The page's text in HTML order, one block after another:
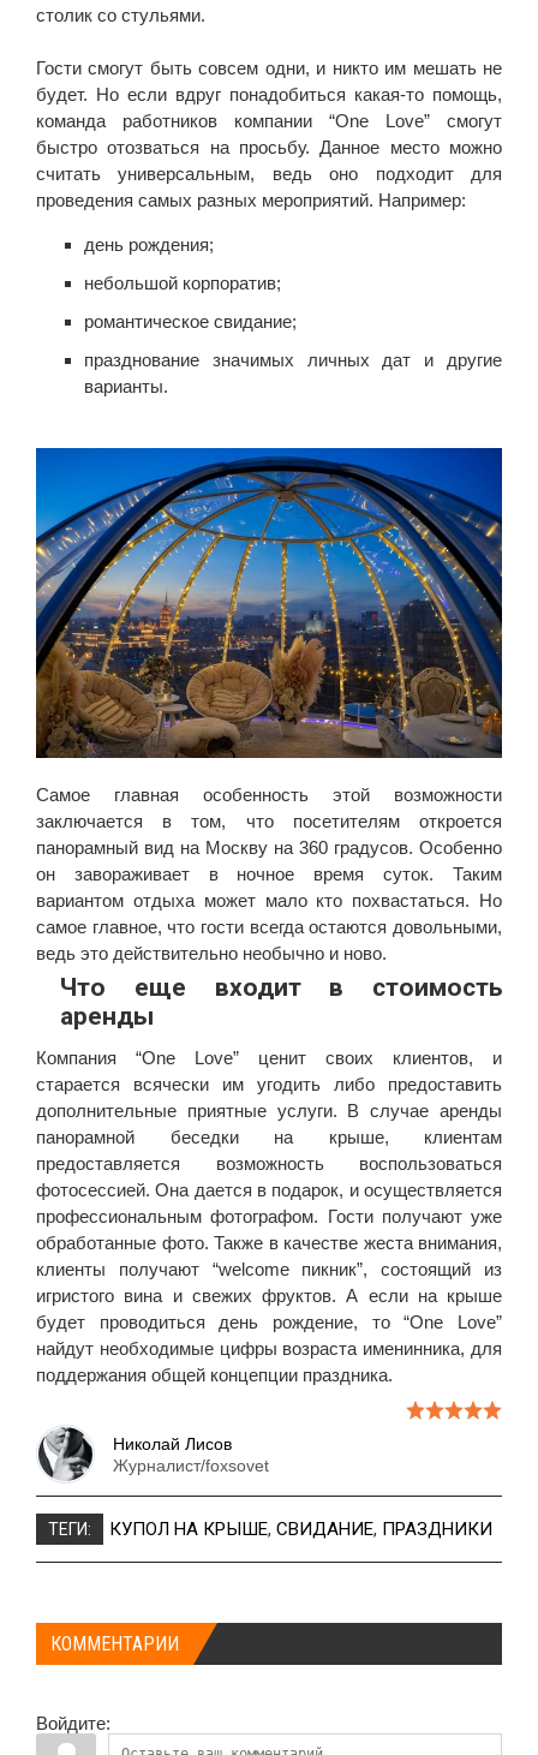
столик со стульями.
Гости смогут быть совсем одни, и никто им мешать не
будет. Но если вдруг понадобиться какая-то помощь,
команда работников компании “One Love” смогут
быстро отозваться на просьбу. Данное место можно
считать универсальным, ведь оно подходит для
проведения самых разных мероприятий. Например:
день рождения;
небольшой корпоратив;
романтическое свидание;
празднование значимых личных дат и другие
варианты.
Самое главная особенность этой возможности
заключается в том, что посетителям откроется
панорамный вид на Москву на 360 градусов. Особенно
он завораживает в ночное время суток. Таким
вариантом отдыха может мало кто похвастаться. Но
самое главное, что гости всегда остаются довольными,
ведь это действительно необычно и ново.
Что еще входит в стоимость
аренды
Компания “One Love” ценит своих клиентов, и
старается всячески им угодить либо предоставить
дополнительные приятные услуги. В случае аренды
панорамной беседки на крыше, клиентам
предоставляется возможность воспользоваться
фотосессией. Она дается в подарок, и осуществляется
профессиональным фотографом. Гости получают уже
обработанные фото. Также в качестве жеста внимания,
клиенты получают “welcome пикник”, состоящий из
игристого вина и свежих фруктов. А если на крыше
будет проводиться день рождение, то “One Love”
найдут необходимые цифры возраста именинника, для
поддержания общей концепции праздника.
Николай Лисов
Журналист/foxsovet
ТЕГИ: КУПОЛ НА КРЫШЕ, СВИДАНИЕ, ПРАЗДНИКИ
КОММЕНТАРИИ
Войдите: